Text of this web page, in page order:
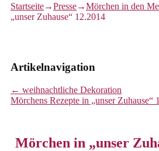
Startseite→Presse→Mörchen in den
„unser Zuhause“ 12.2014
Artikelnavigation
← weihnachtliche Dekoration
Mörchens Rezepte in „unser Zuhause“
Mörchen in „unser